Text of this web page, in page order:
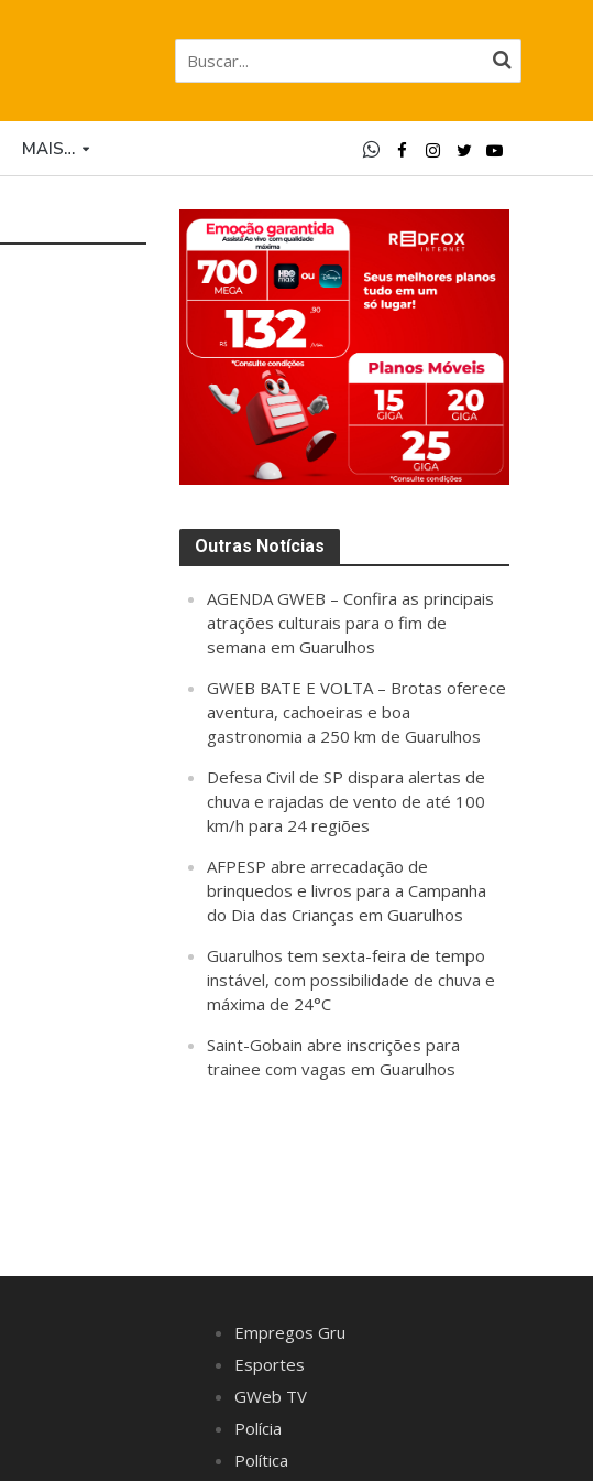
MAIS…
Outras Notícias
AGENDA GWEB – Confira as principais
atrações culturais para o fim de
semana em Guarulhos
GWEB BATE E VOLTA – Brotas oferece
aventura, cachoeiras e boa
gastronomia a 250 km de Guarulhos
Defesa Civil de SP dispara alertas de
chuva e rajadas de vento de até 100
km/h para 24 regiões
AFPESP abre arrecadação de
brinquedos e livros para a Campanha
do Dia das Crianças em Guarulhos
Guarulhos tem sexta-feira de tempo
instável, com possibilidade de chuva e
máxima de 24°C
Saint-Gobain abre inscrições para
trainee com vagas em Guarulhos
Empregos Gru
Esportes
GWeb TV
Polícia
Política